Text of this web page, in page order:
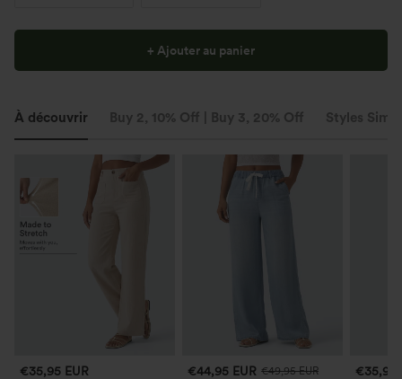
+ Ajouter au panier
À découvrir Buy 2, 10% Off | Buy 3, 20% Off Styles
€35,95 EUR €44,95 EUR €49,95 EUR
€35,95